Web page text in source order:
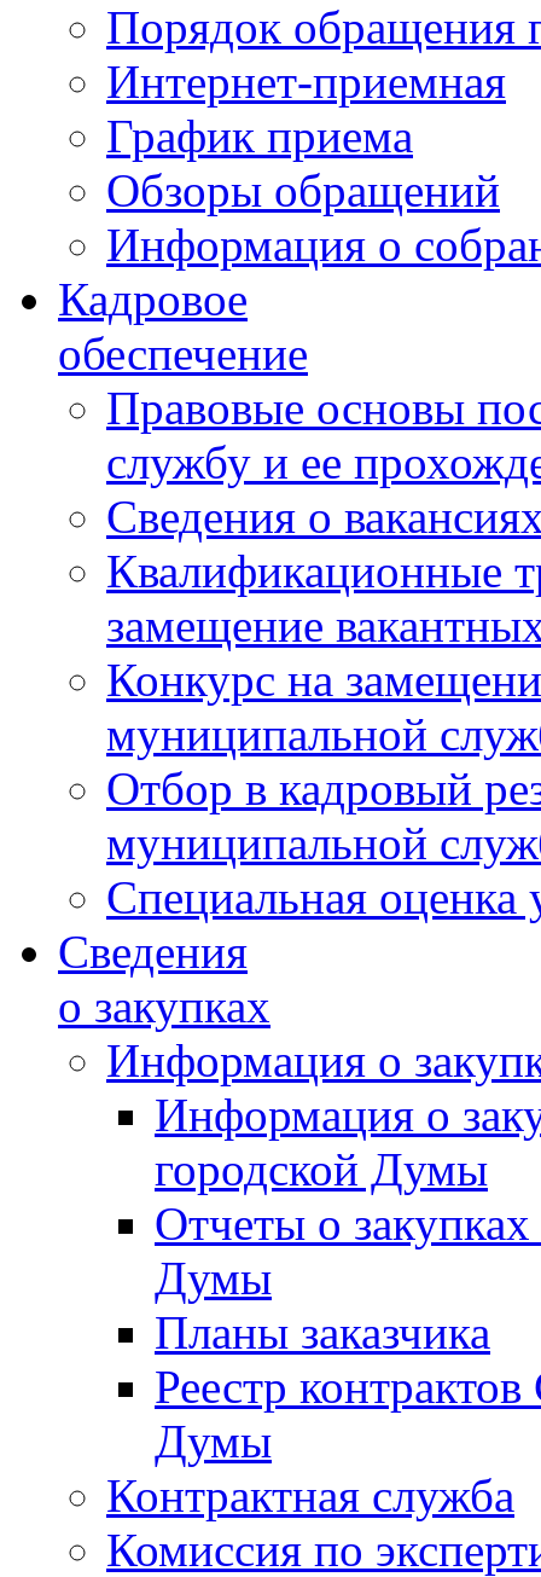
Порядок обращения
Интернет-приемная
График приема
Обзоры обращений
Информация о
Кадровое
обеспечение
Правовые основы
службу и ее
Сведения о
Квалификационные
замещение
Конкурс на
муниципальной
Отбор в кадровый
муниципальной
Специальная оценка
Сведения
о закупках
Информация о
Информация о
городской Думы
Отчеты о
Думы
Планы заказчика
Реестр
Думы
Контрактная служба
Комиссия по